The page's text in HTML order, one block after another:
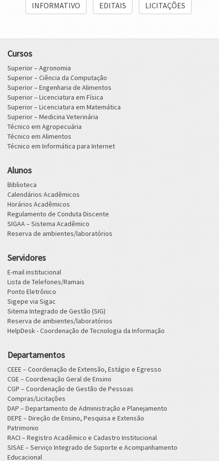
INFORMATIVO EDITAIS LICITAÇÕES
Cursos
Superior – Agronomia
Superior – Ciência da Computação
Superior – Engenharia de Alimentos
Superior – Licenciatura em Física
Superior – Licenciatura em Matemática
Superior – Medicina Veterinária
Técnico em Agropecuária
Técnico em Alimentos
Técnico em Informática para Internet
Alunos
Biblioteca
Calendários Acadêmicos
Horários Acadêmicos
Regulamento de Conduta Discente
SIGAA – Sistema Acadêmico
Reserva de ambientes/laboratórios
Servidores
E-mail institucional
Lista de Telefones/Ramais
Ponto Eletrônico
Sigepe via Sigac
Sitema Integrado de Gestão (SIG)
Reserva de ambientes/laboratórios
HelpDesk - Coordenação de Tecnologia da Informação
Departamentos
CEEE – Coordenação de Extensão, Estágio e Egresso
CGE – Coordenação Geral de Ensino
CGP – Coordenação de Gestão de Pessoas
Compras/Licitações
DAP – Departamento de Administração e Planejamento
DEPE – Direção de Ensino, Pesquisa e Extensão
Patrimonio
RACI – Registro Acadêmico e Cadastro Institucional
SISAE – Serviço Integrado de Suporte e Acompanhamento
Educacional